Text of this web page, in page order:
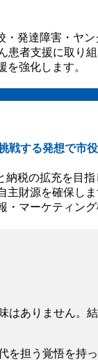
発達障害・ヤン
者支援に取り組
強化します。
戦する発想で市
税の拡充を目指
主財源を確保しま
・マーケティン
はありません。
を担う覚悟を持